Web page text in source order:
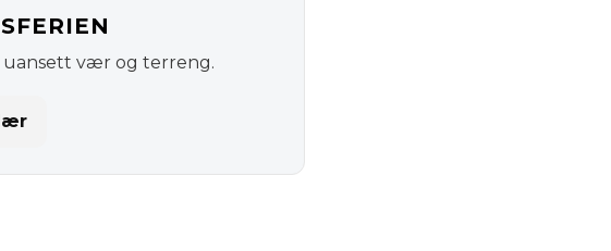
vær og terreng.